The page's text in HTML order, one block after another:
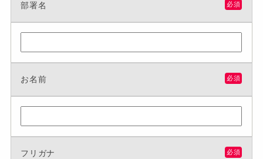
部署名 必須
お名前 必須
フリガナ 必須